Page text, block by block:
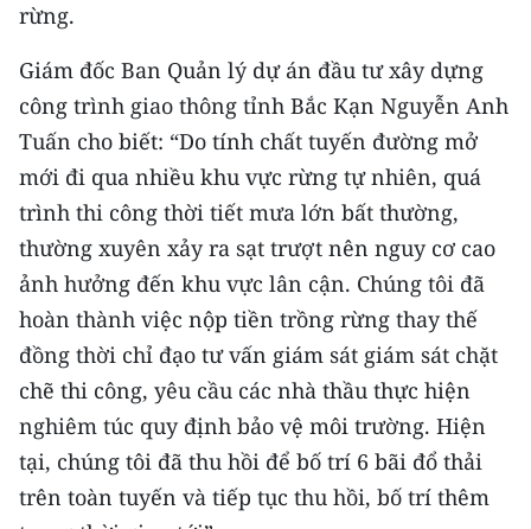
TIN MỚI
TIN ĐỊA PHƯƠNG
Trung du và miền núi phía Bắc
Đồng bằng sông Hồng
Bắc Trung Bộ
Duyên hải Nam Trung Bộ và Tây
Nguyên
Đông Nam Bộ
Đồng bằng sông Cửu Long
Chuyên trang Hà Nội
rừng.
Giám đốc Ban Quản lý dự án đầu tư xây dựng
công trình giao thông tỉnh Bắc Kạn Nguyễn Anh
Tuấn cho biết: “Do tính chất tuyến đường mở
mới đi qua nhiều khu vực rừng tự nhiên, quá
trình thi công thời tiết mưa lớn bất thường,
thường xuyên xảy ra sạt trượt nên nguy cơ cao
ảnh hưởng đến khu vực lân cận. Chúng tôi đã
hoàn thành việc nộp tiền trồng rừng thay thế
đồng thời chỉ đạo tư vấn giám sát giám sát chặt
chẽ thi công, yêu cầu các nhà thầu thực hiện
nghiêm túc quy định bảo vệ môi trường. Hiện
tại, chúng tôi đã thu hồi để bố trí 6 bãi đổ thải
trên toàn tuyến và tiếp tục thu hồi, bố trí thêm